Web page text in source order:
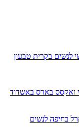
לנשים בקרית טבעון
ואקסס בארס באשדוד
בחיפה לנשים